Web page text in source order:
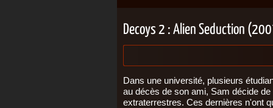
Decoys 2 : Alien Seduction
Dans une université, plusieurs
au décès de son ami, Sam décide
extraterrestres. Ces dernières n'ont